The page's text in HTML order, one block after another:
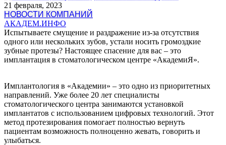
21 февраля, 2023
НОВОСТИ КОМПАНИЙ
АКАДЕМ.ИНФО
Испытываете смущение и раздражение из-за отсутствия
одного или нескольких зубов, устали носить громоздкие
зубные протезы? Настоящее спасение для вас – это
имплантация в стоматологическом центре «АкадемиЯ».
Имплантология в «Академии» – это одно из приоритетных
направлений. Уже более 20 лет специалисты
стоматологического центра занимаются установкой
имплантатов с использованием цифровых технологий. Этот
метод протезирования помогает полностью вернуть
пациентам возможность полноценно жевать, говорить и
улыбаться.